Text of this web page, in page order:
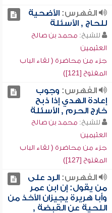
الفهرس:الأضحية
للحاج , الأسئلة
للشيخ: محمد بن صالح
العثيمين
جزء من محاضرة ( لقاء الباب
المفتوح [121])
الفهرس: وجوب
إعادة الهدي إذا ذبح
خارج الحرم , الأسئلة
للشيخ: محمد بن صالح
العثيمين
جزء من محاضرة ( لقاء الباب
المفتوح [127])
الفهرس:الرد على
من يقول: إن ابن عمر
وأبا هريرة يجيزان الأخذ من
اللحية عن القبضة ,